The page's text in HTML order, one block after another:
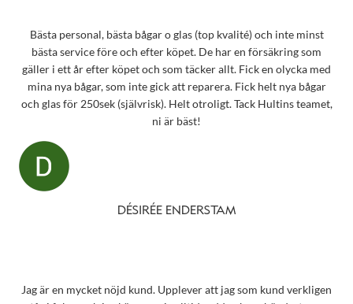
Bästa personal, bästa bågar o glas (top kvalité) och inte minst
bästa service före och efter köpet. De har en försäkring som
gäller i ett år efter köpet och som täcker allt. Fick en olycka med
mina nya bågar, som inte gick att reparera. Fick helt nya bågar
och glas för 250sek (självrisk). Helt otroligt. Tack Hultins teamet,
ni är bäst!
DÉSIRÉE ENDERSTAM
Jag är en mycket nöjd kund. Upplever att jag som kund verkligen